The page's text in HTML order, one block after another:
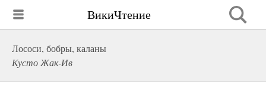
ВикиЧтение
Лососи, бобры, каланы
Кусто Жак-Ив